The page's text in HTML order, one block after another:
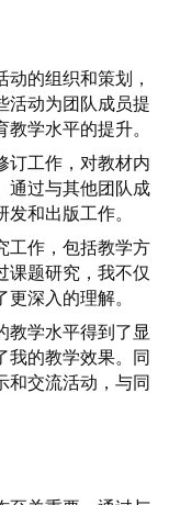
的组织和策划，
活动为团队成员提
学水平的提升。
订工作，对教材内
通过与其他团队成
和出版工作。
工作，包括教学方
课题研究，我不仅
深入的理解。
教学水平得到了显
我的教学效果。同
和交流活动，与同